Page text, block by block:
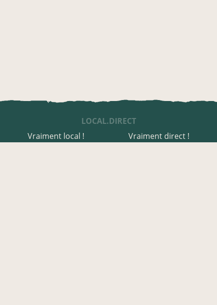
LOCAL.DIRECT
Vraiment local !
Vraiment direct !